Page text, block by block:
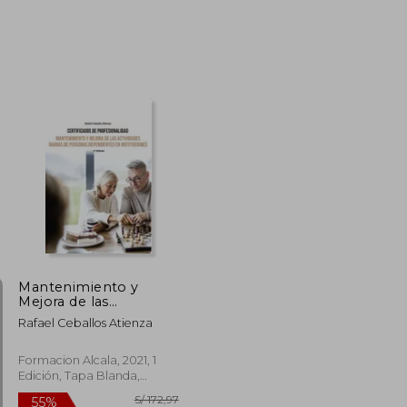
Mantenimiento y
Mejora de las
Actividades Diarias de
Personas
Rafael Ceballos Atienza
Formacion Alcala, 2021, 1
Edición, Tapa Blanda,
Nuevo